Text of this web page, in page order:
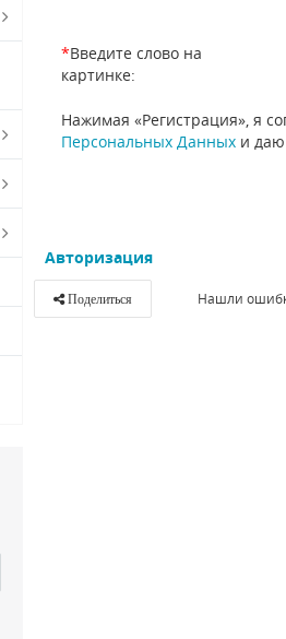
*Введите слово на
картинке:
Нажимая «Регистрация», я
Персональных Данных и даю
Авторизация
Поделиться Нашли